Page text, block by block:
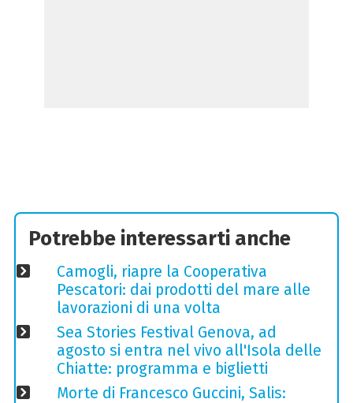
Potrebbe interessarti anche
Camogli, riapre la Cooperativa
Pescatori: dai prodotti del mare alle
lavorazioni di una volta
Sea Stories Festival Genova, ad
agosto si entra nel vivo all'Isola delle
Chiatte: programma e biglietti
Morte di Francesco Guccini, Salis: